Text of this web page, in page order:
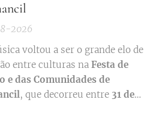
2026
voltou a ser o grande elo de
entre culturas na Festa de
e das Comunidades de
, que decorreu entre 31 de